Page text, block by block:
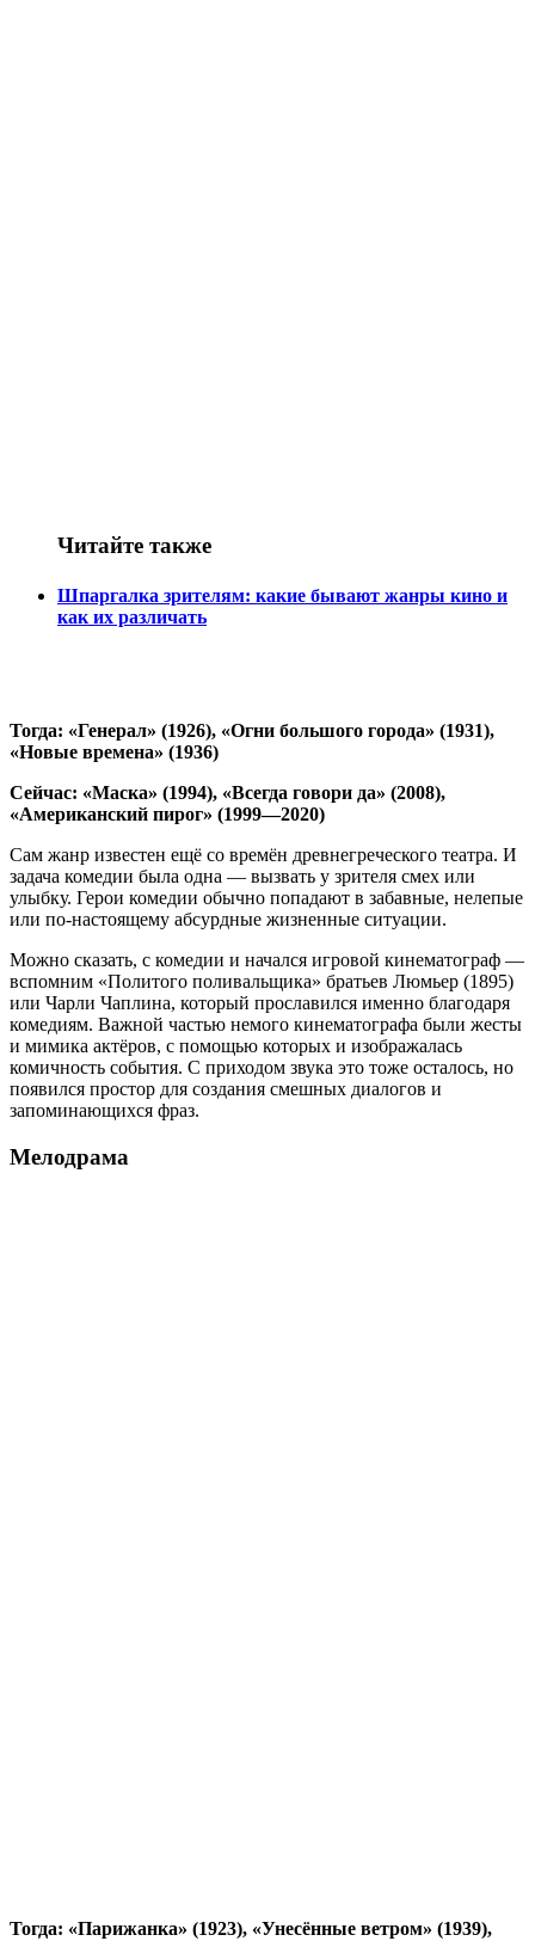
Читайте также
Шпаргалка зрителям: какие бывают жанры кино и
как их различать
Тогда: «Генерал» (1926), «Огни большого города» (1931),
«Новые времена» (1936)
Сейчас: «Маска» (1994), «Всегда говори да» (2008),
«Американский пирог» (1999—2020)
Сам жанр известен ещё со времён древнегреческого театра. И
задача комедии была одна — вызвать у зрителя смех или
улыбку. Герои комедии обычно попадают в забавные, нелепые
или по-настоящему абсурдные жизненные ситуации.
Можно сказать, с комедии и начался игровой кинематограф —
вспомним «Политого поливальщика» братьев Люмьер (1895)
или Чарли Чаплина, который прославился именно благодаря
комедиям. Важной частью немого кинематографа были жесты
и мимика актёров, с помощью которых и изображалась
комичность события. С приходом звука это тоже осталось, но
появился простор для создания смешных диалогов и
запоминающихся фраз.
Мелодрама
Тогда: «Парижанка» (1923), «Унесённые ветром» (1939),